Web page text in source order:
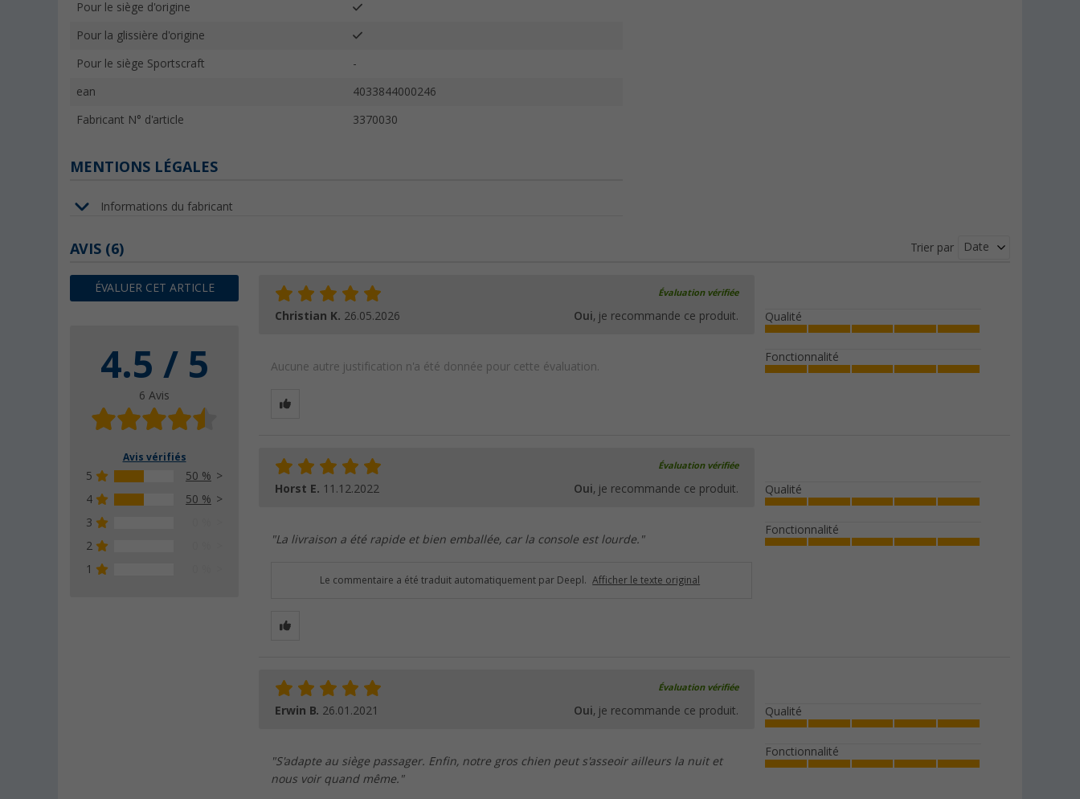
Pour le siège d'origine
Pour la glissière d'origine
Pour le siège Sportscraft -
ean 4033844000246
Fabricant N° d'article 3370030
MENTIONS LÉGALES
Informations du fabricant
AVIS (6)
ÉVALUER CET ARTICLE
4.5 / 5
6 Avis
Avis vérifiés
5
50 %
4
50 %
3
2
1
Trier par Date
Évaluation vérifiée
Christian K. 26.05.2026 Oui, je recommande ce produit.
Aucune autre justification n'a été donnée pour cette évaluation.
Qualité
Fonctionnalité
Évaluation vérifiée
Horst E. 11.12.2022 Oui, je recommande ce produit.
"La livraison a été rapide et bien emballée, car la console est lourde."
Qualité
Fonctionnalité
Le commentaire a été traduit automatiquement par Deepl. Afficher le texte original
Évaluation vérifiée
Erwin B. 26.01.2021 Oui, je recommande ce produit.
"S'adapte au siège passager. Enfin, notre gros chien peut s'asseoir ailleurs la nuit et
nous voir quand même."
Qualité
Fonctionnalité